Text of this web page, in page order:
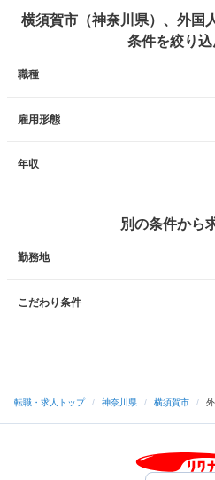
横須賀市（神奈川県）、外国
条件を絞り
職種
雇用形態
年収
別の条件から
勤務地
こだわり条件
転職・求人トップ / 神奈川県 / 横須賀市 /